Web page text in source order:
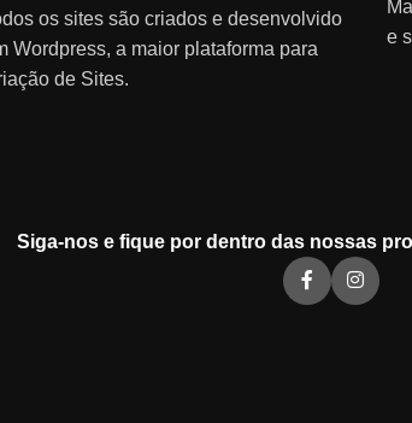
os sites são criados e desenvolvido
Wordpress, a maior plataforma para
de Sites.
e
Siga-nos e fique por dentro das nossas